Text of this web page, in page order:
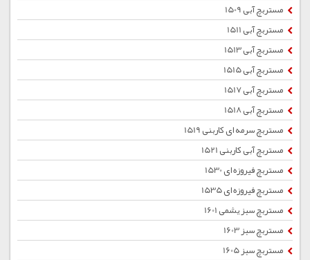
مستربچ آبی 1509
مستربچ آبی 1511
مستربچ آبی 1513
مستربچ آبی 1515
مستربچ آبی 1517
مستربچ آبی 1518
مستربچ سرمه ای کاربنی 1519
مستربچ آبی کاربنی 1521
مستربچ فیروزه ای 1530
مستربچ فیروزه ای 1535
مستربچ سبز یشمی 1601
مستربچ سبز 1603
مستربچ سبز 1605